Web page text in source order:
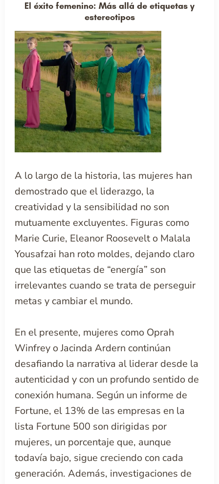
El éxito femenino: Más allá de etiquetas y
estereotipos
A lo largo de la historia, las mujeres han
demostrado que el liderazgo, la
creatividad y la sensibilidad no son
mutuamente excluyentes. Figuras como
Marie Curie, Eleanor Roosevelt o Malala
Yousafzai han roto moldes, dejando claro
que las etiquetas de “energía” son
irrelevantes cuando se trata de perseguir
metas y cambiar el mundo.
En el presente, mujeres como Oprah
Winfrey o Jacinda Ardern continúan
desafiando la narrativa al liderar desde la
autenticidad y con un profundo sentido de
conexión humana. Según un informe de
Fortune, el 13% de las empresas en la
lista Fortune 500 son dirigidas por
mujeres, un porcentaje que, aunque
todavía bajo, sigue creciendo con cada
generación. Además, investigaciones de